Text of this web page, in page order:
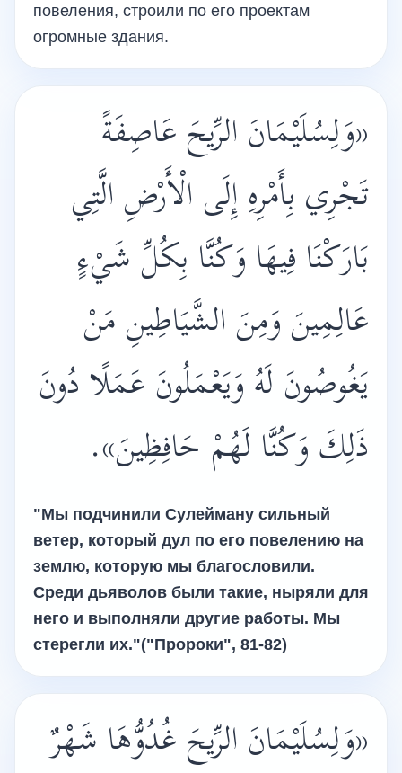
повеления, строили по его проектам
огромные здания.
«وَلِسُلَيْمَانَ الرِّيحَ عَاصِفَةً
تَجْرِي بِأَمْرِهِ إِلَى الْأَرْضِ الَّتِي
بَارَكْنَا فِيهَا وَكُنَّا بِكُلِّ شَيْءٍ
عَالِمِينَ وَمِنَ الشَّيَاطِينِ مَنْ
يَغُوصُونَ لَهُ وَيَعْمَلُونَ عَمَلًا دُونَ
ذَلِكَ وَكُنَّا لَهُمْ حَافِظِينَ».
"Мы подчинили Сулейману сильный
ветер, который дул по его повелению на
землю, которую мы благословили.
Среди дьяволов были такие, ныряли для
него и выполняли другие работы. Мы
стерегли их."("Пророки", 81-82)
«وَلِسُلَيْمَانَ الرِّيحَ غُدُوُّهَا شَهْرٌ